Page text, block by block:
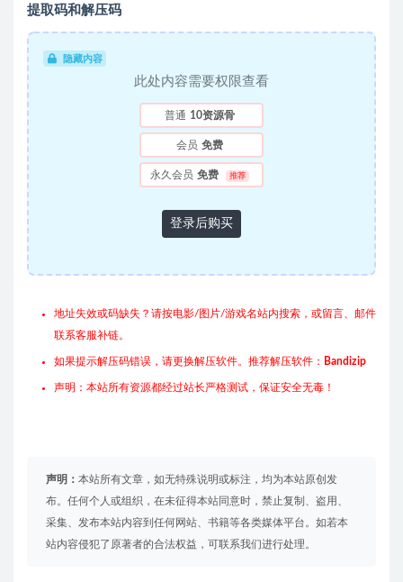
提取码和解压码
隐藏内容
此处内容需要权限查看
普通 10资源骨
会员 免费
永久会员 免费 推荐
登录后购买
地址失效或码缺失？请按电影/图片/游戏名站内搜索，或留言、邮件
联系客服补链。
如果提示解压码错误，请更换解压软件。推荐解压软件： Bandizip
声明：本站所有资源都经过站长严格测试，保证安全无毒！
声明： 本站所有文章，如无特殊说明或标注，均为本站原创发
布。任何个人或组织，在未征得本站同意时，禁止复制、盗用、
采集、发布本站内容到任何网站、书籍等各类媒体平台。如若本
站内容侵犯了原著者的合法权益，可联系我们进行处理。